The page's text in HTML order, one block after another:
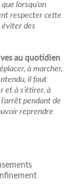
lorsqu’on
respecter cette
éviter des
au quotidien
à marcher,
il faut
et à s’étirer, à
pendant de
reprendre